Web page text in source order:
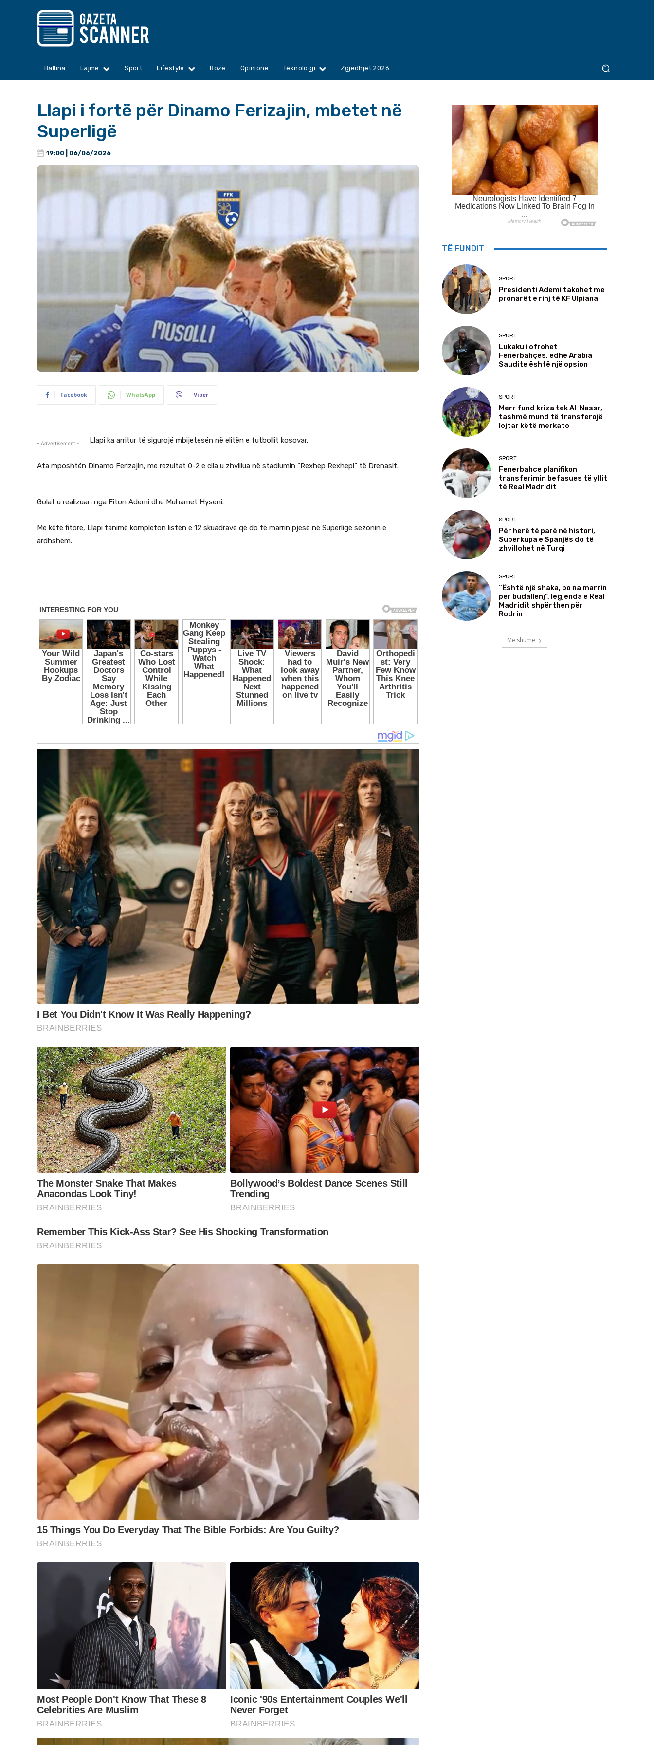
Ballina Lajme Sport Lifestyle Rozë Opinione Teknologji Zgjedhjet 2026
Llapi i fortë për Dinamo Ferizajin, mbetet në
Superligë
19:00 | 06/06/2026
Facebook WhatsApp Viber
- Advertisement - Llapi ka arritur të sigurojë mbijetesën në elitën e futbollit kosovar.
Ata mposhtën Dinamo Ferizajin, me rezultat 0-2 e cila u zhvillua në stadiumin “Rexhep Rexhepi” të Drenasit.
Golat u realizuan nga Fiton Ademi dhe Muhamet Hyseni.
Me këtë fitore, Llapi tanimë kompleton listën e 12 skuadrave që do të marrin pjesë në Superligë sezonin e
ardhshëm.
TË FUNDIT
SPORT
Presidenti Ademi takohet me
pronarët e rinj të KF Ulpiana
SPORT
Lukaku i ofrohet
Fenerbahçes, edhe Arabia
Saudite është një opsion
SPORT
Merr fund kriza tek Al-Nassr,
tashmë mund të transferojë
lojtar këtë merkato
SPORT
Fenerbahce planifikon
transferimin befasues të yllit
të Real Madridit
SPORT
Për herë të parë në histori,
Superkupa e Spanjës do të
zhvillohet në Turqi
SPORT
“Është një shaka, po na marrin
për budallenj”, legjenda e Real
Madridit shpërthen për
Rodrin
Më shumë